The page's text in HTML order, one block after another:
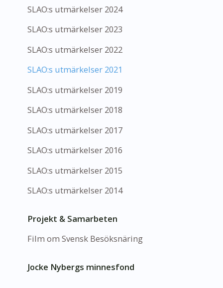
SLAO:s utmärkelser 2024
SLAO:s utmärkelser 2023
SLAO:s utmärkelser 2022
SLAO:s utmärkelser 2021
SLAO:s utmärkelser 2019
SLAO:s utmärkelser 2018
SLAO:s utmärkelser 2017
SLAO:s utmärkelser 2016
SLAO:s utmärkelser 2015
SLAO:s utmärkelser 2014
Projekt & Samarbeten
Film om Svensk Besöksnäring
Jocke Nybergs minnesfond